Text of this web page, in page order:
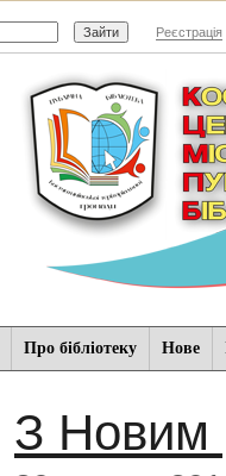
Реєстрація
Про бібліотеку Нове
З Новим